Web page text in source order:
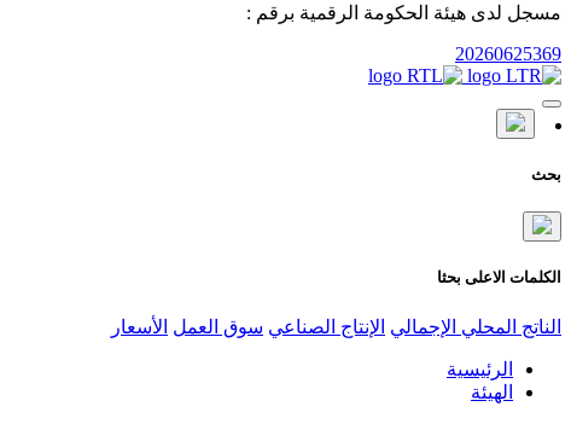
مسجل لدى هيئة الحكومة الرقمية برقم :
20260625369
بحث
الكلمات الاعلى بحثا
الناتج المحلي الإجمالي الإنتاج الصناعي سوق العمل الأسعار
الرئيسية
الهيئة